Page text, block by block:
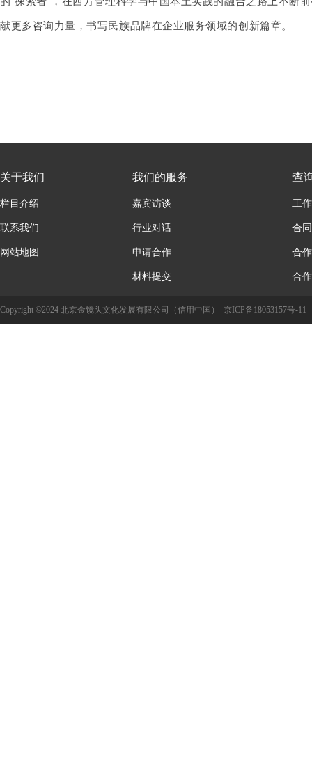
献更多咨询力量，书写民族品牌在企业服务领域的创新篇章。
关于我们
栏目介绍
联系我们
网站地图
我们的服务
嘉宾访谈
行业对话
申请合作
材料提交
查
工
合
合
合
Copyright ©2024 北京金镜头文化发展有限公司（信用中国） 京ICP备18053157号-11